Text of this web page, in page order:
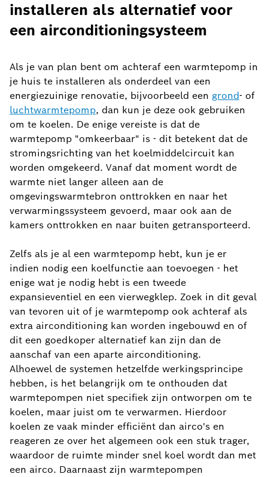
installeren als alternatief voor
een airconditioningsysteem
Als je van plan bent om achteraf een warmtepomp in
je huis te installeren als onderdeel van een
energiezuinige renovatie, bijvoorbeeld een grond- of
luchtwarmtepomp, dan kun je deze ook gebruiken
om te koelen. De enige vereiste is dat de
warmtepomp "omkeerbaar" is - dit betekent dat de
stromingsrichting van het koelmiddelcircuit kan
worden omgekeerd. Vanaf dat moment wordt de
warmte niet langer alleen aan de
omgevingswarmtebron onttrokken en naar het
verwarmingssysteem gevoerd, maar ook aan de
kamers onttrokken en naar buiten getransporteerd.
Zelfs als je al een warmtepomp hebt, kun je er
indien nodig een koelfunctie aan toevoegen - het
enige wat je nodig hebt is een tweede
expansieventiel en een vierwegklep. Zoek in dit geval
van tevoren uit of je warmtepomp ook achteraf als
extra airconditioning kan worden ingebouwd en of
dit een goedkoper alternatief kan zijn dan de
aanschaf van een aparte airconditioning.
Alhoewel de systemen hetzelfde werkingsprincipe
hebben, is het belangrijk om te onthouden dat
warmtepompen niet specifiek zijn ontworpen om te
koelen, maar juist om te verwarmen. Hierdoor
koelen ze vaak minder efficiënt dan airco's en
reageren ze over het algemeen ook een stuk trager,
waardoor de ruimte minder snel koel wordt dan met
een airco. Daarnaast zijn warmtepompen